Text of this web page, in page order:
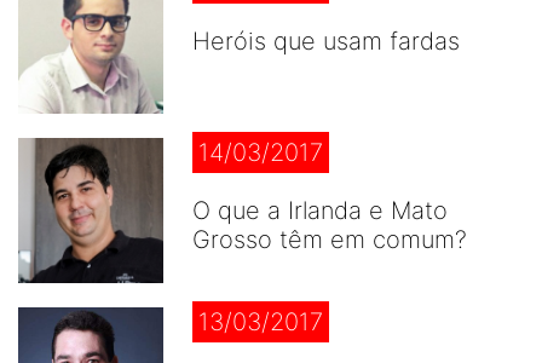
Heróis que usam fardas
14/03/2017
O que a Irlanda e Mato
Grosso têm em comum?
13/03/2017